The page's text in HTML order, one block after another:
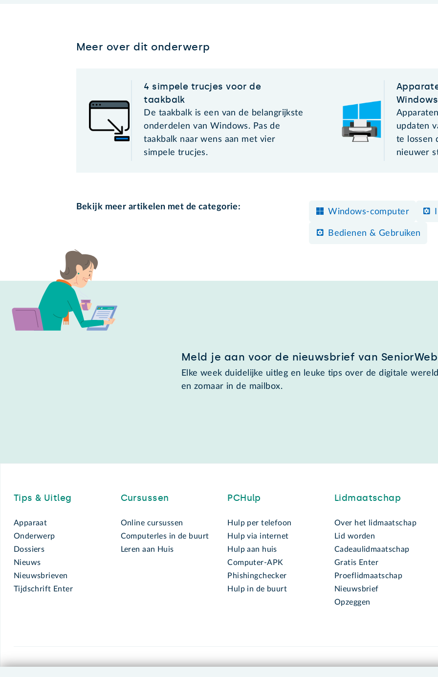
Meer over dit onderwerp
4 simpele trucjes voor de
taakbalk
De taakbalk is een van de belangrijkste
onderdelen van Windows. Pas de
taakbalk naar wens aan met vier
simpele trucjes.
Windows
updaten
te lossen
nieuwer
Bekijk meer artikelen met de categorie:
Windows-computer
Bedienen & Gebruiken
Meld je aan voor de nieuwsbrief van SeniorWeb
Elke week duidelijke uitleg en leuke tips over de digitale
en zomaar in de mailbox.
Tips & Uitleg
Apparaat
Onderwerp
Dossiers
Nieuws
Nieuwsbrieven
Tijdschrift Enter
Cursussen
Online cursussen
Computerles in de buurt
Leren aan Huis
PCHulp
Hulp per telefoon
Hulp via internet
Hulp aan huis
Computer-APK
Phishingchecker
Hulp in de buurt
Lidmaatschap
Over het lidmaatschap
Lid worden
Cadeaulidmaatschap
Gratis Enter
Proeflidmaatschap
Nieuwsbrief
Opzeggen